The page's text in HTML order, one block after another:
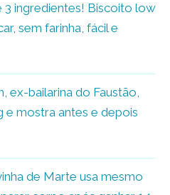
3 ingredientes! Biscoito low
sem farinha, fácil e
ex-bailarina do Faustão,
e mostra antes e depois
de Marte usa mesmo